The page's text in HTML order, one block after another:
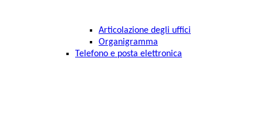
Articolazione degli uffici
Organigramma
Telefono e posta elettronica